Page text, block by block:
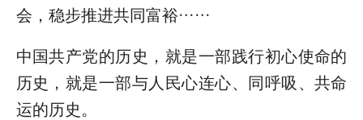
会，稳步推进共同富裕……
中国共产党的历史，就是一部践行初心使命的
历史，就是一部与人民心连心、同呼吸、共命
运的历史。